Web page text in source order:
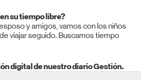
su tiempo libre?
y amigos, vamos con los niños
viajar seguido. Buscamos tiempo
digital de nuestro diario Gestión.